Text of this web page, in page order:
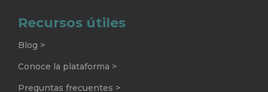
Recursos útiles
Blog >
Conoce la plataforma >
Preguntas frecuentes >